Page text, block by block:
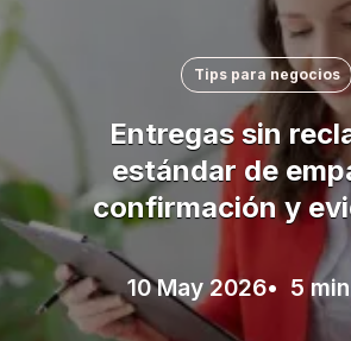
Tips para negocios
Entregas sin
estándar de
confirmación y
10 May 2026• 5